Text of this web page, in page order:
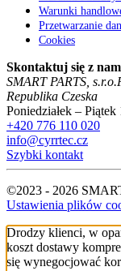
Warunki
Przetwarzanie
Cookies
Skontaktuj się z
SMART PARTS, s.r.o.
Republika Czeska
Poniedziałek –
+420 776 110 020
info@cyrrtec.cz
Szybki kontakt
©2023 - 2026
Ustawienia plików
Drodzy klienci, w
koszt dostawy
się wynegocjować